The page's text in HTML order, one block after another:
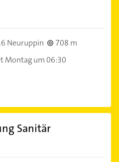
Neuruppin
708 m
Montag um 06:30
Sanitär